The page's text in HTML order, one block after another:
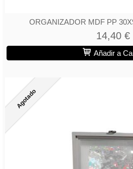
ORGANIZADOR MDF PP
14,40 €
Añadir a
Agotado